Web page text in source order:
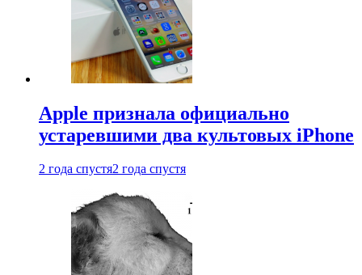
Apple признала официально
устаревшими два культовых iPhone
2 года спустя2 года спустя